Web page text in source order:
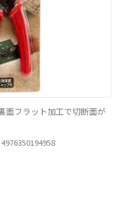
面フラット加工で切断面が